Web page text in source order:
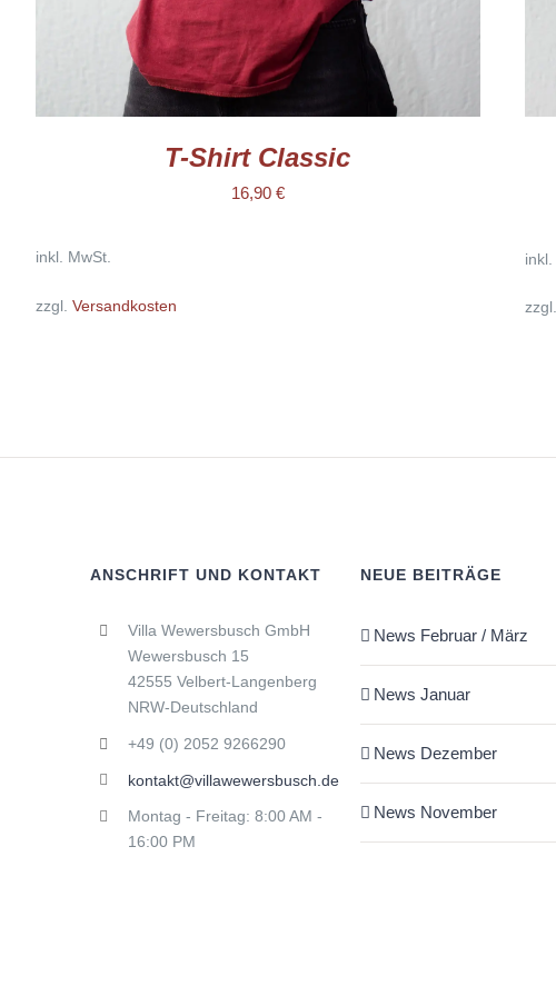
GEWÄHLT
WERDEN
T-Shirt Classic
16,90 €
inkl. MwSt.
zzgl. Versandkosten
inkl.
zzgl.
ANSCHRIFT UND KONTAKT
Villa Wewersbusch GmbH
Wewersbusch 15
42555 Velbert-Langenberg
NRW-Deutschland
+49 (0) 2052 9266290
kontakt@villawewersbusch.de
Montag - Freitag: 8:00 AM -
16:00 PM
NEUE BEITRÄGE
News Februar / März
News Januar
News Dezember
News November